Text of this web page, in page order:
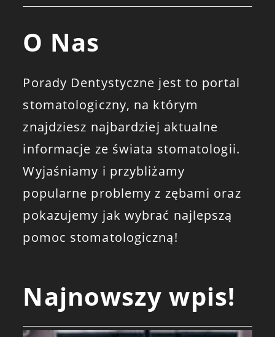
O Nas
Porady Dentystyczne jest to portal
stomatologiczny, na którym
znajdziesz najbardziej aktualne
informacje ze świata stomatologii.
Wyjaśniamy i przybliżamy
popularne problemy z zębami oraz
pokazujemy jak wybrać najlepszą
pomoc stomatologiczną!
Najnowszy wpis!